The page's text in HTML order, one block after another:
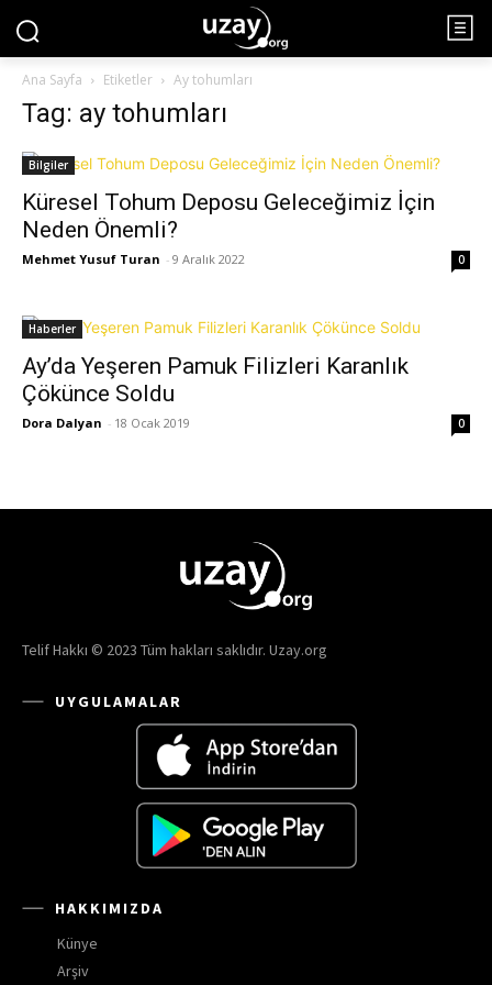
Ana Sayfa Etiketler Ay tohumları
Tag: ay tohumları
Bilgiler
Küresel Tohum Deposu Geleceğimiz İçin
Neden Önemli?
Mehmet Yusuf Turan - 9 Aralık 2022 0
Haberler
Ay’da Yeşeren Pamuk Filizleri Karanlık
Çökünce Soldu
Dora Dalyan - 18 Ocak 2019 0
Telif Hakkı © 2023 Tüm hakları saklıdır. Uzay.org
UYGULAMALAR
HAKKIMIZDA
Künye
Arşiv